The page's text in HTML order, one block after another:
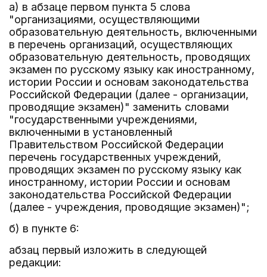
а) в абзаце первом пункта 5 слова
"организациями, осуществляющими
образовательную деятельность, включенными
в перечень организаций, осуществляющих
образовательную деятельность, проводящих
экзамен по русскому языку как иностранному,
истории России и основам законодательства
Российской Федерации (далее - организации,
проводящие экзамен)" заменить словами
"государственными учреждениями,
включенными в установленный
Правительством Российской Федерации
перечень государственных учреждений,
проводящих экзамен по русскому языку как
иностранному, истории России и основам
законодательства Российской Федерации
(далее - учреждения, проводящие экзамен)";
б) в пункте 6:
абзац первый изложить в следующей
редакции: